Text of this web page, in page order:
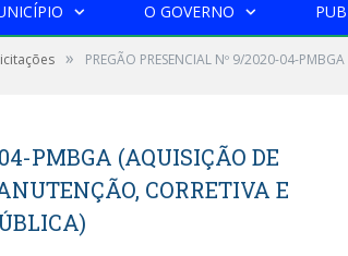
O GOVERNO
» PREGÃO PRESENCIAL Nº 9/2020-04-
PMBGA (AQUISIÇÃO DE
CORRETIVA E